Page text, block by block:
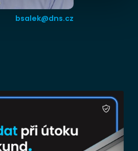
bsalek@dns.cz